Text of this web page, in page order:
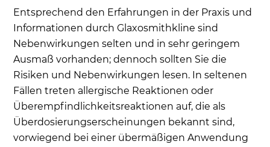
Entsprechend den Erfahrungen in der Praxis und
Informationen durch Glaxosmithkline sind
Nebenwirkungen selten und in sehr geringem
Ausmaß vorhanden; dennoch sollten Sie die
Risiken und Nebenwirkungen lesen. In seltenen
Fällen treten allergische Reaktionen oder
Überempfindlichkeitsreaktionen auf, die als
Überdosierungserscheinungen bekannt sind,
vorwiegend bei einer übermäßigen Anwendung